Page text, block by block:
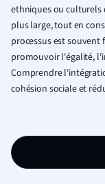
ethniques ou culturels
plus large, tout en
processus est souvent
promouvoir l'égalité,
Comprendre
cohésion sociale et